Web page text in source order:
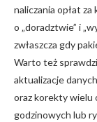
naliczania opłat
o „doradztwie” i
zwłaszcza gdy
Warto też
aktualizacje
oraz korekty wielu
godzinowych lub